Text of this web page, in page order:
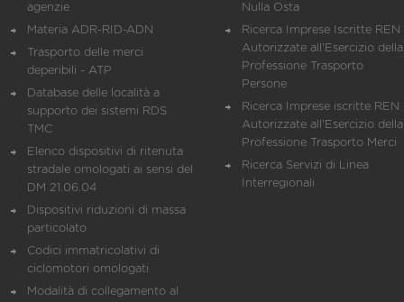
agenzie
Materia ADR-RID-ADN
Trasporto delle merci
deperibili - ATP
Database delle località a
supporto dei sistemi RDS
TMC
Elenco dispositivi di ritenuta
stradale omologati ai sensi del
DM 21.06.04
Dispositivi riduzioni di massa
particolato
Codici immatricolativi di
ciclomotori omologati
Modalità di collegamento al
Nulla Osta
Ricerca Imprese Iscritte REN
Autorizzate all'Esercizio della
Professione Trasporto
Persone
Ricerca Imprese iscritte REN
Autorizzate all'Esercizio della
Professione Trasporto Merci
Ricerca Servizi di Linea
Interregionali